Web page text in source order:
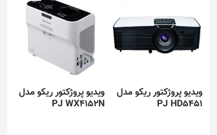
ویدیو پروژکتور ریکو مدل
PJ HD5451
ویدیو پروژکتور ریکو مدل
PJ WX4152N